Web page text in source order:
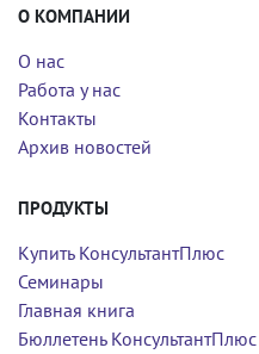
О КОМПАНИИ
О нас
Работа у нас
Контакты
Архив новостей
ПРОДУКТЫ
Купить КонсультантПлюс
Семинары
Главная книга
Бюллетень КонсультантПлюс